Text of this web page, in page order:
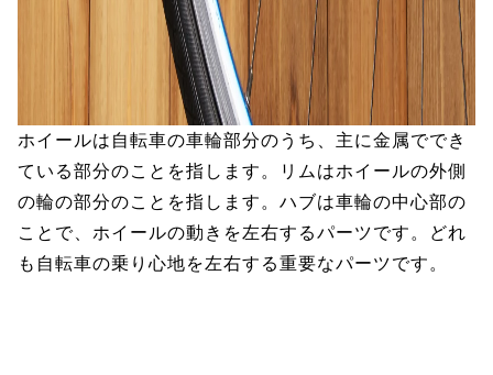
ホイールは自転車の車輪部分のうち、主に金属ででき
ている部分のことを指します。リムはホイールの外側
の輪の部分のことを指します。ハブは車輪の中心部の
ことで、ホイールの動きを左右するパーツです。どれ
も自転車の乗り心地を左右する重要なパーツです。